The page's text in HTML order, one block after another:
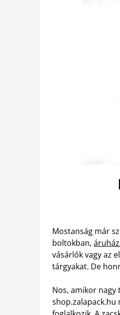
Mostanság már
boltokban,
vásárlók vagy az
tárgyakat. De
Nos, amikor nagy
shop.zalapack.hu